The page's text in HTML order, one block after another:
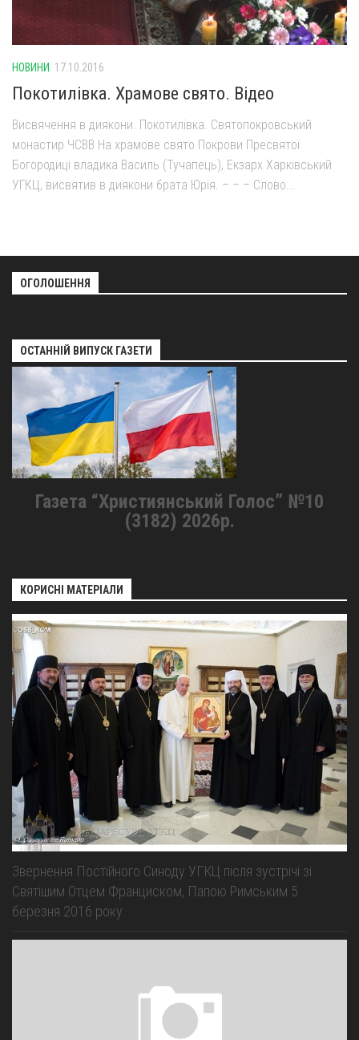
Вознесіння Господнього (м. Кобеляки)
Св. Апостола Андрія Первозванного (с. Засулля)
Св. Миколая (с. Деменки)
Успіння Пресвятої Богородиці (м. Кременчук)
Успіння Пресвятої Богородиці (м. Лубни)
Монастирі
Свято-Івано-Павлівський монастир сестер Згромадження
Св. Йосифа ОПДМ
Монастир сестер милосердя Св. Вінкентія. Дім Милосердя
Монастир Успення Пресвятої Богородиці Сестер Чину
Святого Василія Великого
Комісії
Катехитична комісія
Комісія у справах молоді
Спільноти
Квіти Слобожанщини
Харківщина
Полтавщина
Сумщина
Трансляції
НОВИНИ 17.10.2016
Покотилівка. Храмове свято. Відео
Висвячення в диякони. Покотилівка. Святопокровський
монастир ЧСВВ На храмове свято Покрови Пресвятої
Богородиці владика Василь (Тучапець), Екзарх Харківський
УГКЦ, висвятив в диякони брата Юрія. – – – Слово...
ОГОЛОШЕННЯ
ОСТАННІЙ ВИПУСК ГАЗЕТИ
Газета “Християнський Голос” №10
(3182) 2026р.
КОРИСНІ МАТЕРІАЛИ
Звернення Постійного Синоду УГКЦ після зустрічі зі
Святішим Отцем Франциском, Папою Римським 5
березня 2016 року